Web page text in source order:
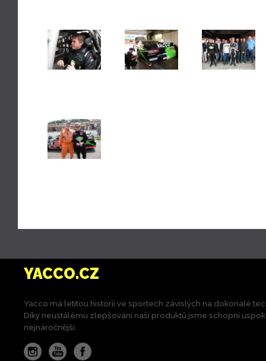
YACCO.CZ
Yacco má letitou historii ve sportech závislých na dokonalé
Díky neustálému zlepšování naši produktů jsme schopni
nejnáročnější.